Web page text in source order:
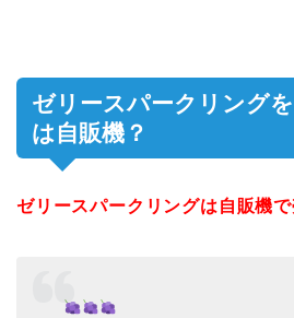
ゼリースパークリング
は自販機？
ゼリースパークリングは自販機で